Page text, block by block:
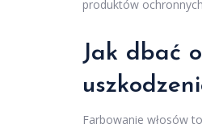
produktów
Jak dbać
Farbowanie włosów